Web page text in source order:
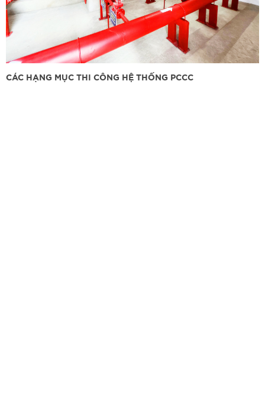
CÁC HẠNG MỤC THI CÔNG HỆ THỐNG PCCC